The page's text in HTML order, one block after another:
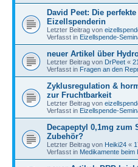
David Peet: Die
Eizellspenderin
Letzter Beitrag von
Verfasst in Eizellspende-
neuer Artikel über
Letzter Beitrag von DrPeet «
Verfasst in Fragen an den
Zyklusregulation &
zur Fruchtbarkeit
Letzter Beitrag von
Verfasst in Eizellspende-
Decapeptyl 0,1mg zum
Zubehör?
Letzter Beitrag von Heiki24 «
Verfasst in Medikamente beim